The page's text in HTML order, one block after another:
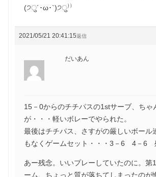
(੭ु´･ω･`)੭ु⁾⁾
2021/05/21 20:41:15返信
だいあん
15－0からのチチパスの1stサーブ、ちゃ
が・・・軽いボレーでやられた。
最後はチチパス、さすがの厳しいボール
もなくゲームセット・・・3－6 4－6
あー残念。いいプレーしていたのに。第
ーム、ちょっと質が落ちてしまったのが